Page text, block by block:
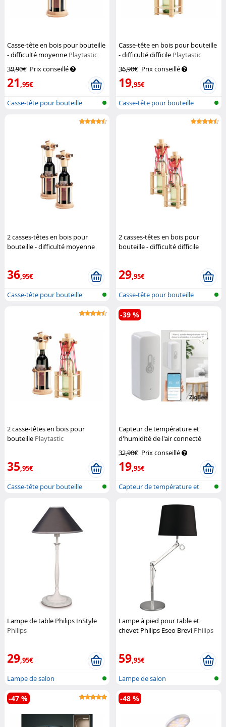
Casse-tête en bois pour bouteille
- difficulté moyenne Playtastic
39,90€ Prix conseillé
21,95€
Casse-tête pour bouteille
Casse-tête en bois pour bouteille
- difficulté difficile Playtastic
36,90€ Prix conseillé
19,95€
Casse-tête pour bouteille
2 casses-têtes en bois pour
bouteille - difficulté moyenne
36,95€
Casse-tête pour bouteille
2 casses-têtes en bois pour
bouteille - difficulté difficile
29,95€
Casse-tête pour bouteille
2 casse-têtes en bois pour
bouteille Playtastic
35,95€
Casse-tête pour bouteille
Capteur de température et
d'humidité de l'air connecté
compatible ZigBee et
commandes vocalesLuminea
Home Control
32,90€ Prix conseillé
19,95€
-39 %
Capteur de température et
Lampe de table Philips InStyle
Philips
29,95€
Lampe de salon
Lampe à pied pour table et
chevet Philips Eseo Brevi Philips
59,95€
Lampe de salon
-47 % -48 %